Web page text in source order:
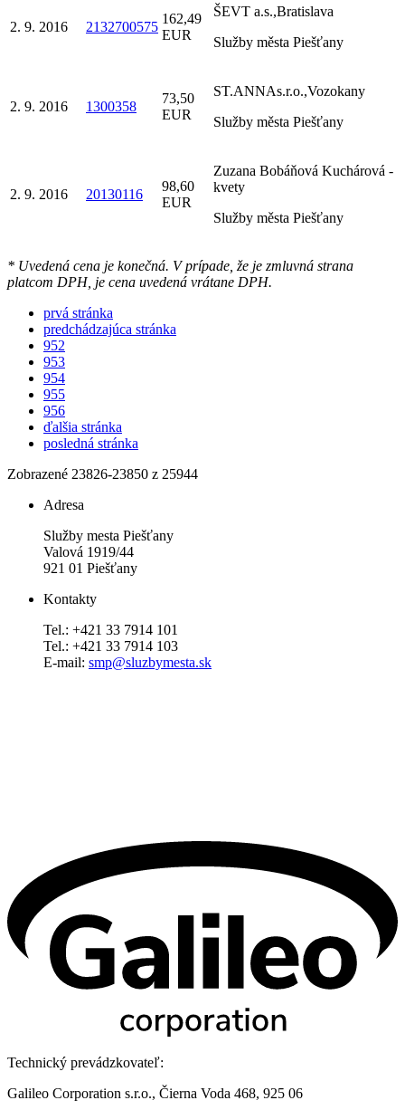
2. 9. 2016 2132700575
162,49
EUR
ŠEVT a.s.,Bratislava
Služby města Piešťany
2. 9. 2016 1300358
73,50
EUR
ST.ANNAs.r.o.,Vozokany
Služby města Piešťany
2. 9. 2016 20130116
98,60
EUR
Zuzana Bobáňová Kuchárová -
kvety
Služby města Piešťany
* Uvedená cena je konečná. V prípade, že je zmluvná strana
platcom DPH, je cena uvedená vrátane DPH.
prvá stránka
predchádzajúca stránka
952
953
954
955
956
ďalšia stránka
posledná stránka
Zobrazené 23826-23850 z 25944
Adresa
Služby mesta Piešťany
Valová 1919/44
921 01 Piešťany
Kontakty
Tel.: +421 33 7914 101
Tel.: +421 33 7914 103
E-mail: smp@sluzbymesta.sk
Technický prevádzkovateľ:
Galileo Corporation s.r.o., Čierna Voda 468, 925 06